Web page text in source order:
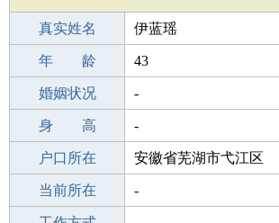
真实姓名 伊蓝瑶
性 别 女
年 龄 43
出生年月 1983-08-20
婚姻状况 -
学 历 初中
身 高 -
毕业学校 肇庆白镇诸第二中学
户口所在 安徽省芜湖市弋江区
所学专业 -
当前所在 -